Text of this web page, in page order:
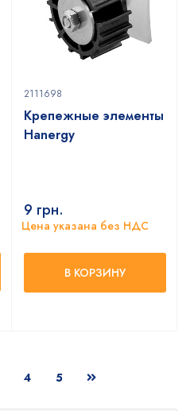
2111698
Крепежные элементы
Hanergy
9 грн.
Цена указана без НДС
В КОРЗИНУ
4 5